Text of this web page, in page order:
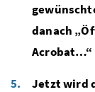
danach
Acrobat…“
Jetzt wird